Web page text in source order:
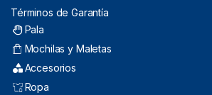
Términos de Garantía
Pala
Mochilas y Maletas
Accesorios
Ropa